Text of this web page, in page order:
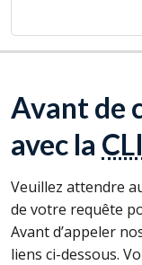
Avant de
avec la CLI
Veuillez attendre
de votre requête
Avant d’appeler
liens ci-dessous.